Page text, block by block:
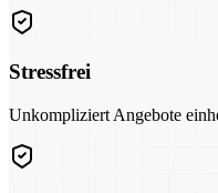
Stressfrei
Unkompliziert Angebote